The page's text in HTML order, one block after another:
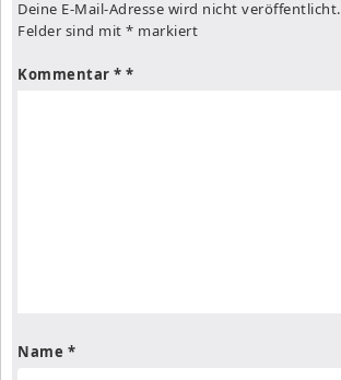
Deine E-Mail-Adresse wird nicht veröffentlicht.
Felder sind mit * markiert
Kommentar *
Name *